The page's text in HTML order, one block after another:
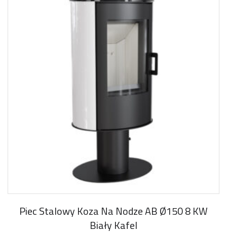
Piec Stalowy Koza Na Nodze AB Ø150 8 KW
Biały Kafel